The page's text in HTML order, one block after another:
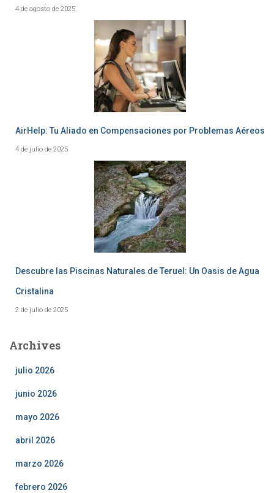
4 de agosto de 2025
AirHelp: Tu Aliado en Compensaciones por Problemas Aéreos
4 de julio de 2025
Descubre las Piscinas Naturales de Teruel: Un Oasis de Agua
Cristalina
2 de julio de 2025
Archives
julio 2026
junio 2026
mayo 2026
abril 2026
marzo 2026
febrero 2026